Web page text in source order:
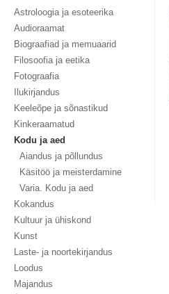
Astroloogia ja esoteerika
Audioraamat
Biograafiad ja memuaarid
Filosoofia ja eetika
Fotograafia
Ilukirjandus
Keeleõpe ja sõnastikud
Kinkeraamatud
Kodu ja aed
Aiandus ja põllundus
Käsitöö ja meisterdamine
Varia. Kodu ja aed
Kokandus
Kultuur ja ühiskond
Kunst
Laste- ja noortekirjandus
Loodus
Majandus